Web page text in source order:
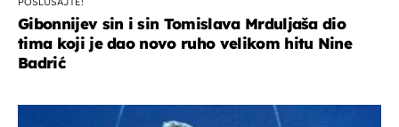
Gibonnijev sin i sin Tomislava Mrduljaša dio
tima koji je dao novo ruho velikom hitu Nine
Badrić